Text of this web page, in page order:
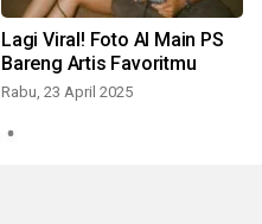
Lagi Viral! Foto AI Main PS
Bareng Artis Favoritmu
Rabu, 23 April 2025